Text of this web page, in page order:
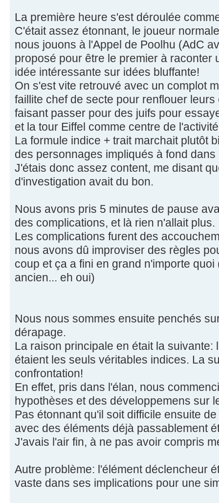
La première heure s'est déroulée
C'était assez étonnant, le joueur
nous jouons à l'Appel de Poolhu (AdC
proposé pour être le premier à raconter
idée intéressante sur idées bluffante!
On s'est vite retrouvé avec un complot
faillite chef de secte pour renflouer
faisant passer pour des juifs pour
et la tour Eiffel comme centre de
La formule indice + trait marchait plutôt
des personnages impliqués à fond
J'étais donc assez content, me disant
d'investigation avait du bon.
Nous avons pris 5 minutes de pause
des complications, et là rien n'allait plus.
Les complications furent des
nous avons dû improviser des règles
coup et ça a fini en grand n'importe
ancien... eh oui)
Nous nous sommes ensuite penchés
dérapage.
La raison principale en était la
étaient les seuls véritables indices. La
confrontation!
En effet, pris dans l'élan, nous
hypothèses et des développemens sur
Pas étonnant qu'il soit difficile ensuite
avec des éléments déjà passablement
J'avais l'air fin, à ne pas avoir compris
Autre problème: l'élément déclencheur
vaste dans ses implications pour une